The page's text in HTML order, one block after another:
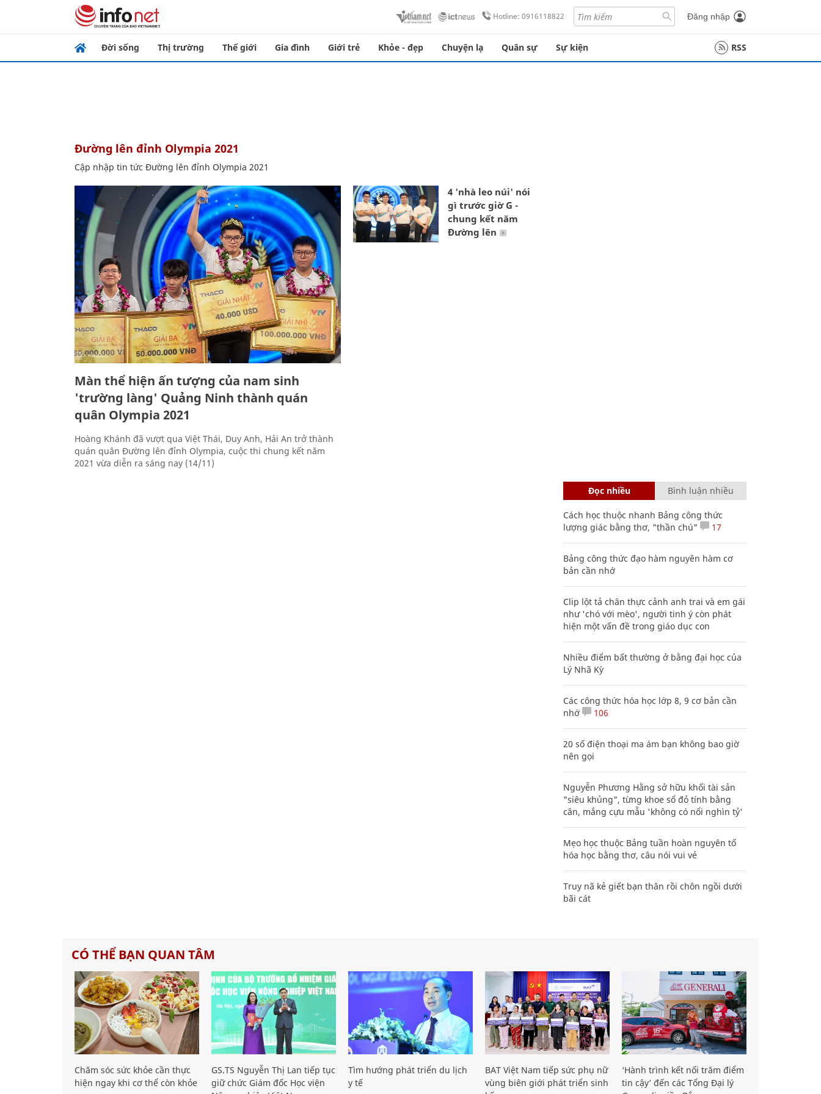
Hotline: 0916118822 Đăng nhập
Đời sống Thị trường Thế giới Gia đình Giới trẻ Khỏe - đẹp Chuyện lạ Quân sự Sự kiện RSS
Đường lên đỉnh Olympia 2021
Cập nhập tin tức Đường lên đỉnh Olympia 2021
Màn thể hiện ấn tượng của nam sinh
'trường làng' Quảng Ninh thành quán
quân Olympia 2021
Hoàng Khánh đã vượt qua Việt Thái, Duy Anh, Hải An trở thành
quán quân Đường lên đỉnh Olympia, cuộc thi chung kết năm
2021 vừa diễn ra sáng nay (14/11)
4 'nhà leo núi' nói
gì trước giờ G -
chung kết năm
Đường lên
Đọc nhiều Bình luận nhiều
Cách học thuộc nhanh Bảng công thức
lượng giác bằng thơ, "thần chú"
17
Bảng công thức đạo hàm nguyên hàm cơ
bản cần nhớ
Clip lột tả chân thực cảnh anh trai và em gái
như 'chó với mèo', người tinh ý còn phát
hiện một vấn đề trong giáo dục con
Nhiều điểm bất thường ở bằng đại học của
Lý Nhã Kỳ
Các công thức hóa học lớp 8, 9 cơ bản cần
nhớ
106
20 số điện thoại ma ám bạn không bao giờ
nên gọi
Nguyễn Phương Hằng sở hữu khối tài sản
"siêu khủng", từng khoe sổ đỏ tính bằng
cân, mắng cựu mẫu 'không có nổi nghìn tỷ'
Mẹo học thuộc Bảng tuần hoàn nguyên tố
hóa học bằng thơ, câu nói vui vẻ
Truy nã kẻ giết bạn thân rồi chôn ngồi dưới
bãi cát
CÓ THỂ BẠN QUAN TÂM
Chăm sóc sức khỏe cần thực
hiện ngay khi cơ thể còn khỏe
GS.TS Nguyễn Thị Lan tiếp tục
giữ chức Giám đốc Học viện
Tìm hướng phát triển du lịch
y tế
BAT Việt Nam tiếp sức phụ nữ
vùng biên giới phát triển sinh
‘Hành trình kết nối trăm điểm
tin cậy’ đến các Tổng Đại lý